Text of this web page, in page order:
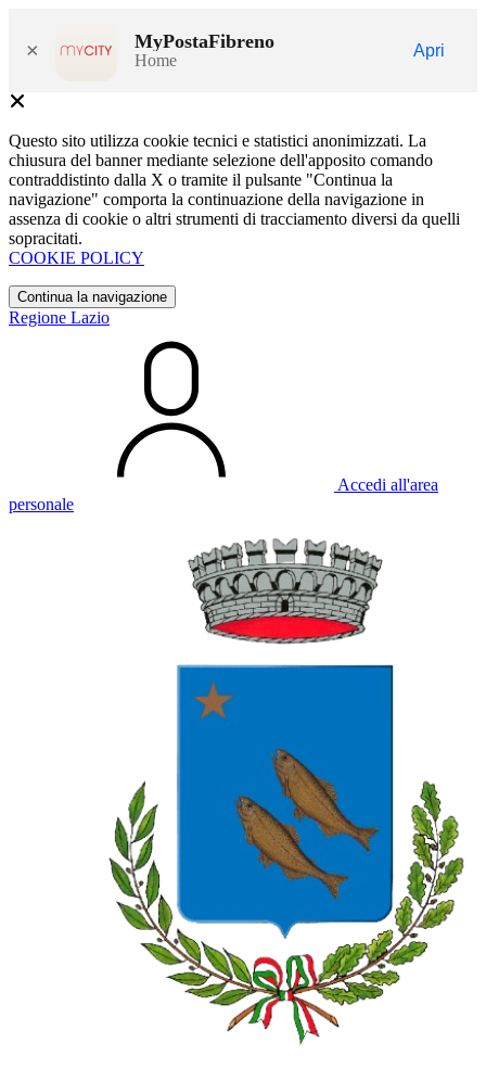
× MyPostaFibreno
Home
Apri
Questo sito utilizza cookie tecnici e statistici anonimizzati. La
chiusura del banner mediante selezione dell'apposito comando
contraddistinto dalla X o tramite il pulsante "Continua la
navigazione" comporta la continuazione della navigazione in
assenza di cookie o altri strumenti di tracciamento diversi da quelli
sopracitati.
COOKIE POLICY
Continua la navigazione
Regione Lazio
Accedi all'area
personale